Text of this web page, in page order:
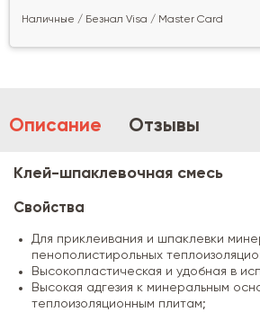
Наличные / Безнал Visa / Master Card
Описание Отзывы
Клей-шпаклевочная смесь
Свойства
Для приклеивания и шпаклевки
пенополистирольных
Высокопластическая и удобная в
Высокая адгезия к минеральным
теплоизоляционным плитам;